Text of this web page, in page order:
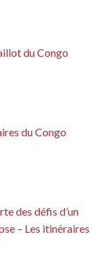
du Congo
du Congo
des défis d’un
– Les itinéraires